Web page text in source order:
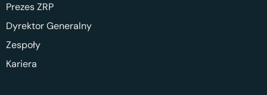
Prezes ZRP
Dyrektor Generalny
Zespoły
Kariera